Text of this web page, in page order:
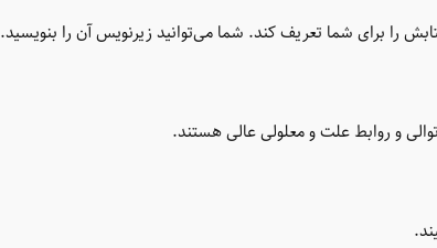
را برای شما تعریف کند. شما می‌توانید زیرنویس آن را بنویسید.
و روابط علت و معلولی عالی هستند.